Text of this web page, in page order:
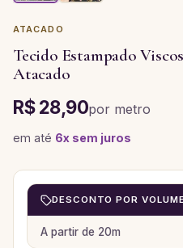
ATACADO
Tecido Estampado
Atacado
R$ 28,90por metro
em até 6x sem juros
DESCONTO POR
A partir de 20m